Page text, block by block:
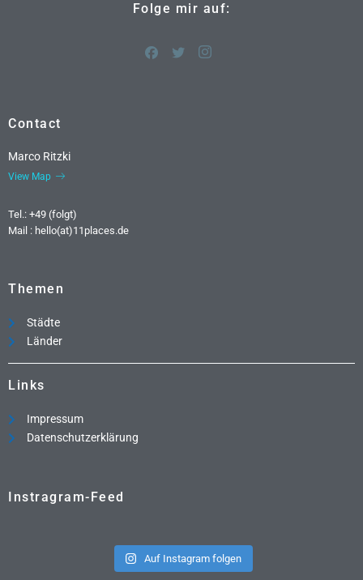
Folge mir auf:
Contact
Marco Ritzki
View Map
Tel.: +49 (folgt)
Mail : hello(at)11places.de
Themen
Städte
Länder
Links
Impressum
Datenschutzerklärung
Instragram-Feed
Auf Instagram folgen